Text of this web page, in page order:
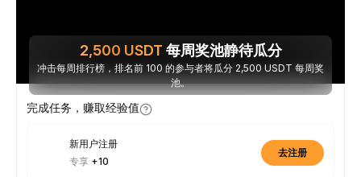
2,500 USDT 每周奖池静待瓜分
冲击每周排行榜，排名前 100 的参与者将瓜分 2,500 USDT 每周奖
池。
完成任务，赚取经验值
新用户注册
专享 +10
去注册